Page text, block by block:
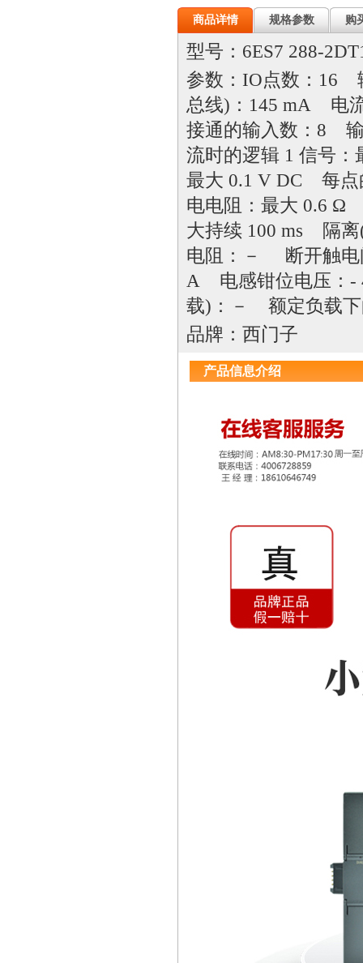
商品详情 规格参数 购
型号：6ES7 288-
参数：IO点数：16
总线)：145 mA 电
接通的输入数：8
流时的逻辑 1 信号
最大 0.1 V DC 每
电电阻：最大 0.6 Ω
大持续 100 ms 隔
电阻：－ 断开触
A 电感钳位电压：-
载)：－ 额定负载
品牌：西门子
产品信息介绍